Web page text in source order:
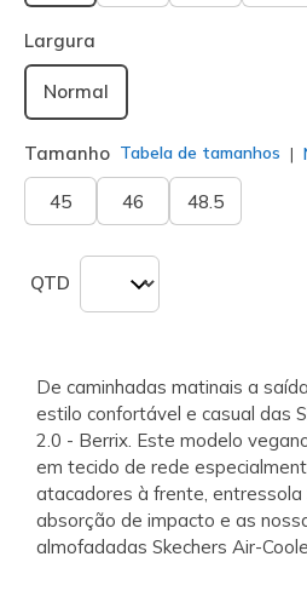
selecionado
Largura
Normal
Tamanho Tabela de tamanhos
45 46 48.5
QTD
De caminhadas matinais a
estilo confortável e casual das
2.0 - Berrix. Este modelo
em tecido de rede
atacadores à frente, entressola
absorção de impacto e as
almofadadas Skechers Air-